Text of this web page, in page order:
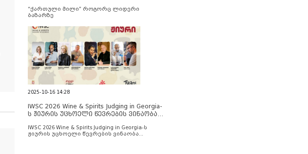
“ქართული მილი” როგორც ლიდერი
ბაზარზე
2025-10-16 14:28
IWSC 2026 Wine & Spirits Judging in Georgia-
ს ჟიურის უცხოელი წევრების ვინაობა
IWSC 2026 Wine & Spirits Judging in Georgia-ს
ჟიურის უცხოელი წევრების ვინაობა